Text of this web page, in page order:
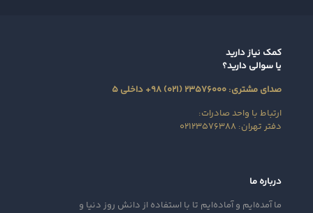
کمک نیاز دارید
یا سوالی دارید؟
صدای مشتری: ۲۳۵۷۶۰۰۰ (۰۲۱) ۹۸+ داخلی ۵
ارتباط با واحد صادرات:
دفتر تهران: ۰۲۱۲۳۵۷۶۳۸۸
درباره ما
ما آمده‌ایم و آماده‌ایم تا با استفاده از دانش روز دنیا و